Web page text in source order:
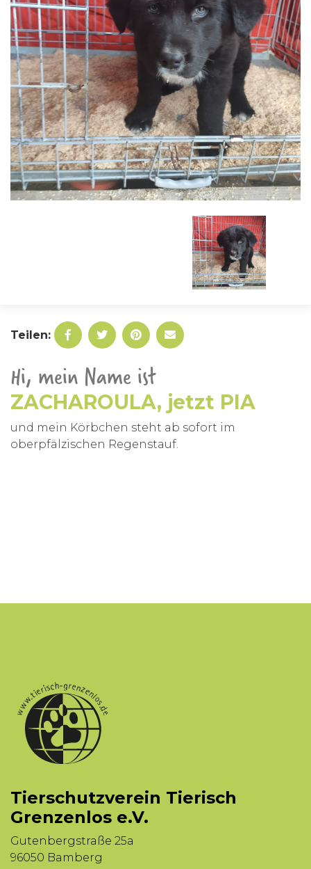
Teilen:
Hi, mein Name ist
ZACHAROULA, jetzt PIA
und mein Körbchen steht ab sofort im
oberpfälzischen Regenstauf.
Tierschutzverein Tierisch
Grenzenlos e.V.
Gutenbergstraße 25a
96050 Bamberg